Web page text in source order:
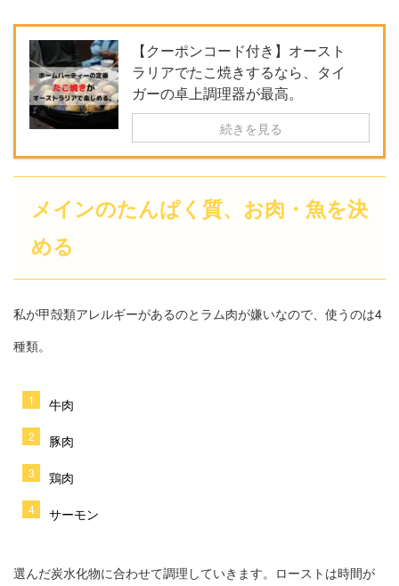
【クーポンコード付き】オースト
ラリアでたこ焼きするなら、タイ
ガーの卓上調理器が最高。
続きを見る
メインのたんぱく質、お肉・魚を決
める
私が甲殻類アレルギーがあるのとラム肉が嫌いなので、使うのは4
種類。
牛肉
豚肉
鶏肉
サーモン
選んだ炭水化物に合わせて調理していきます。ローストは時間が